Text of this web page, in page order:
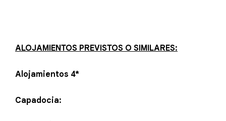
ALOJAMIENTOS PREVISTOS O SIMILARES:
Alojamientos 4*
Capadocia: